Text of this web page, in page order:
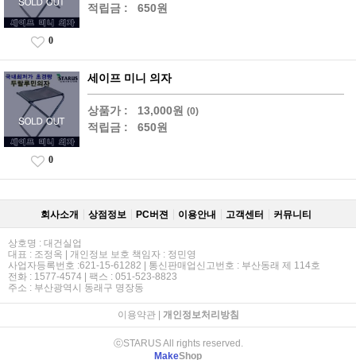
적립금 : 650원
0
세이프 미니 의자
상품가 : 13,000원 (0)
적립금 : 650원
0
회사소개 상점정보 PC버젼 이용안내 고객센터 커뮤니티
상호명 : 대건실업
대표 : 조정옥 | 개인정보 보호 책임자 : 정민영
사업자등록번호 :621-15-61282 | 통신판매업신고번호 : 부산동래 제 114호
전화 : 1577-4574 | 팩스 : 051-523-8823
주소 : 부산광역시 동래구 명장동
이용약관| 개인정보처리방침
ⓒSTARUS All rights reserved.
MakeShop